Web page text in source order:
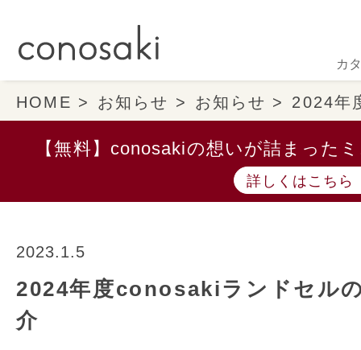
カ
HOME お知らせ お知らせ 2024年
【無料】conosakiの想いが詰まった
詳しくはこちら
2023.1.5
2024年度conosakiランドセル
介